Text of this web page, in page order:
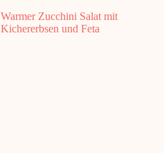
Warmer Zucchini Salat mit
Kichererbsen und Feta